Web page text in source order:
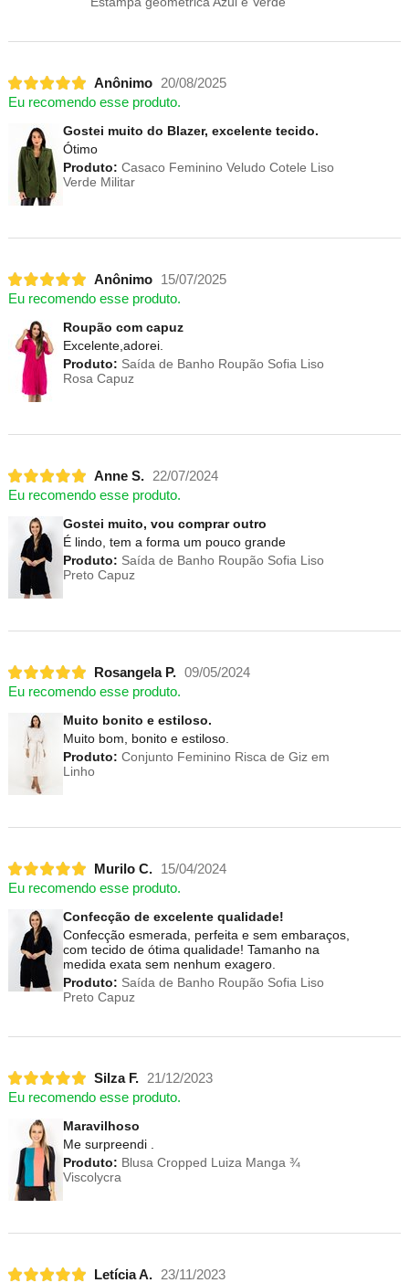
Anônimo
20/08/2025
Eu recomendo esse produto.
Gostei muito do Blazer, excelente tecido.
Ótimo
Produto: Casaco Feminino Veludo Cotele Liso
Verde Militar
Anônimo
15/07/2025
Eu recomendo esse produto.
Roupão com capuz
Excelente,adorei.
Produto: Saída de Banho Roupão Sofia Liso
Rosa Capuz
Anne S.
22/07/2024
Eu recomendo esse produto.
Gostei muito, vou comprar outro
É lindo, tem a forma um pouco grande
Produto: Saída de Banho Roupão Sofia Liso
Preto Capuz
Rosangela P. 09/05/2024
Eu recomendo esse produto.
Muito bonito e estiloso.
Muito bom, bonito e estiloso.
Produto: Conjunto Feminino Risca de Giz em
Linho
Murilo C.
15/04/2024
Eu recomendo esse produto.
Confecção de excelente qualidade!
Confecção esmerada, perfeita e sem embaraços,
com tecido de ótima qualidade! Tamanho na
medida exata sem nenhum exagero.
Produto: Saída de Banho Roupão Sofia Liso
Preto Capuz
Silza F.
21/12/2023
Eu recomendo esse produto.
Maravilhoso
Me surpreendi .
Produto: Blusa Cropped Luiza Manga ¾
Viscolycra
Letícia A.
23/11/2023